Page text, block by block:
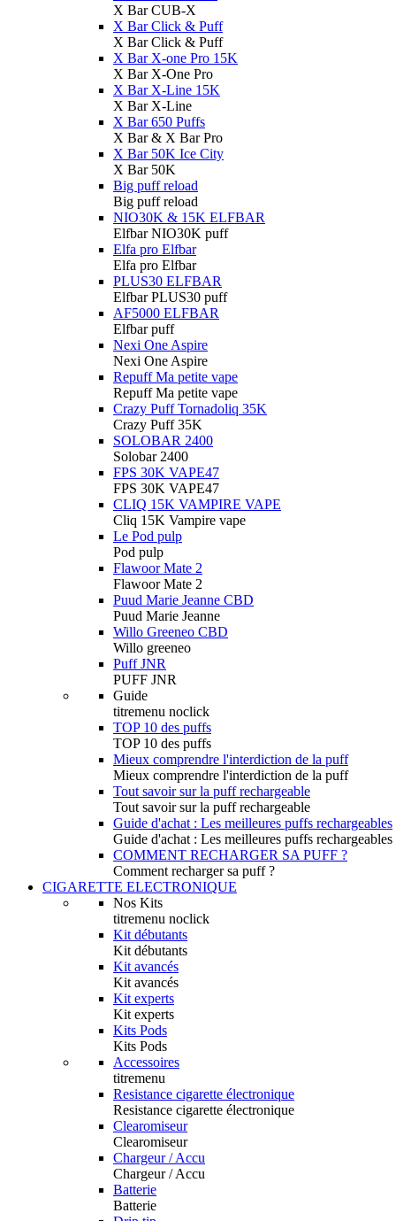
X Bar CUB-X
X Bar Click & Puff
X Bar Click & Puff
X Bar X-one Pro 15K
X Bar X-One Pro
X Bar X-Line 15K
X Bar X-Line
X Bar 650 Puffs
X Bar & X Bar Pro
X Bar 50K Ice City
X Bar 50K
Big puff reload
Big puff reload
NIO30K & 15K ELFBAR
Elfbar NIO30K puff
Elfa pro Elfbar
Elfa pro Elfbar
PLUS30 ELFBAR
Elfbar PLUS30 puff
AF5000 ELFBAR
Elfbar puff
Nexi One Aspire
Nexi One Aspire
Repuff Ma petite vape
Repuff Ma petite vape
Crazy Puff Tornadoliq 35K
Crazy Puff 35K
SOLOBAR 2400
Solobar 2400
FPS 30K VAPE47
FPS 30K VAPE47
CLIQ 15K VAMPIRE VAPE
Cliq 15K Vampire vape
Le Pod pulp
Pod pulp
Flawoor Mate 2
Flawoor Mate 2
Puud Marie Jeanne CBD
Puud Marie Jeanne
Willo Greeneo CBD
Willo greeneo
Puff JNR
PUFF JNR
Guide
titremenu noclick
TOP 10 des puffs
TOP 10 des puffs
Mieux comprendre l'interdiction de la puff
Mieux comprendre l'interdiction de la puff
Tout savoir sur la puff rechargeable
Tout savoir sur la puff rechargeable
Guide d'achat : Les meilleures puffs rechargeables
Guide d'achat : Les meilleures puffs rechargeables
COMMENT RECHARGER SA PUFF ?
Comment recharger sa puff ?
CIGARETTE ELECTRONIQUE
Nos Kits
titremenu noclick
Kit débutants
Kit débutants
Kit avancés
Kit avancés
Kit experts
Kit experts
Kits Pods
Kits Pods
Accessoires
titremenu
Resistance cigarette électronique
Resistance cigarette électronique
Clearomiseur
Clearomiseur
Chargeur / Accu
Chargeur / Accu
Batterie
Batterie